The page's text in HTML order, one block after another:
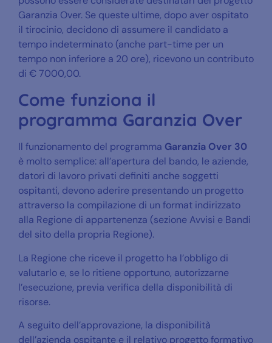
Garanzia Over. Se queste ultime, dopo aver ospitato
il tirocinio, decidono di assumere il candidato a
tempo indeterminato (anche part-time per un
tempo non inferiore a 20 ore), ricevono un contributo
di € 7000,00.
Come funziona il
programma Garanzia Over
Il funzionamento del programma Garanzia Over 30
è molto semplice: all’apertura del bando, le aziende,
datori di lavoro privati definiti anche soggetti
ospitanti, devono aderire presentando un progetto
attraverso la compilazione di un format indirizzato
alla Regione di appartenenza (sezione Avvisi e Bandi
del sito della propria Regione).
La Regione che riceve il progetto ha l’obbligo di
valutarlo e, se lo ritiene opportuno, autorizzarne
l’esecuzione, previa verifica della disponibilità di
risorse.
A seguito dell’approvazione, la disponibilità
dell’azienda ospitante e il relativo progetto formativo